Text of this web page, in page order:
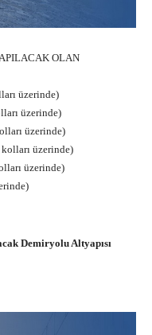
OLAN
üzerinde)
üzerinde)
üzerinde)
kolları üzerinde)
üzerinde)
Demiryolu Altyapısı